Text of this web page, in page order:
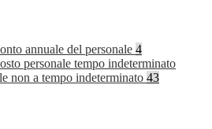
annuale del personale 4
personale tempo indeterminato
non a tempo indeterminato 43